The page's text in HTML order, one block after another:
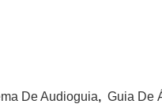
De Audioguia, Guia De